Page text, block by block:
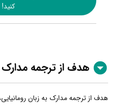
کنید!
هدف از ترجمه مدارک
هدف از ترجمه مدارک به زبان